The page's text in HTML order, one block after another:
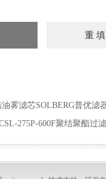
油雾滤芯SOLBERG普优滤
275P-600F聚结聚酯过滤